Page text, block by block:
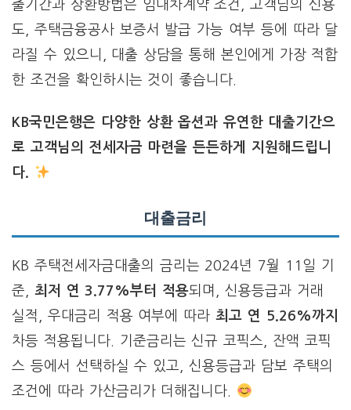
출기간과 상환방법은 임대차계약 조건, 고객님의 신용
도, 주택금융공사 보증서 발급 가능 여부 등에 따라 달
라질 수 있으니, 대출 상담을 통해 본인에게 가장 적합
한 조건을 확인하시는 것이 좋습니다.
KB국민은행은 다양한 상환 옵션과 유연한 대출기간으
로 고객님의 전세자금 마련을 든든하게 지원해드립니
다.
대출금리
KB 주택전세자금대출의 금리는 2024년 7월 11일 기
준, 최저 연 3.77%부터 적용되며, 신용등급과 거래
실적, 우대금리 적용 여부에 따라 최고 연 5.26%까지
차등 적용됩니다. 기준금리는 신규 코픽스, 잔액 코픽
스 등에서 선택하실 수 있고, 신용등급과 담보 주택의
조건에 따라 가산금리가 더해집니다.